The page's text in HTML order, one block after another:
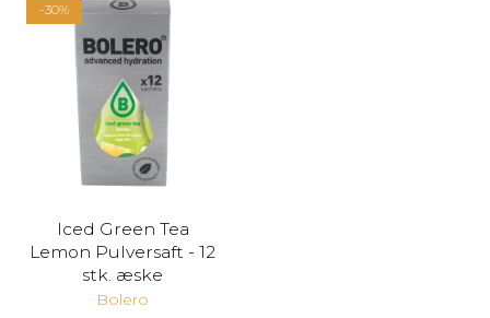
-30%
Iced Green Tea
Lemon Pulversaft - 12
stk. æske
Bolero